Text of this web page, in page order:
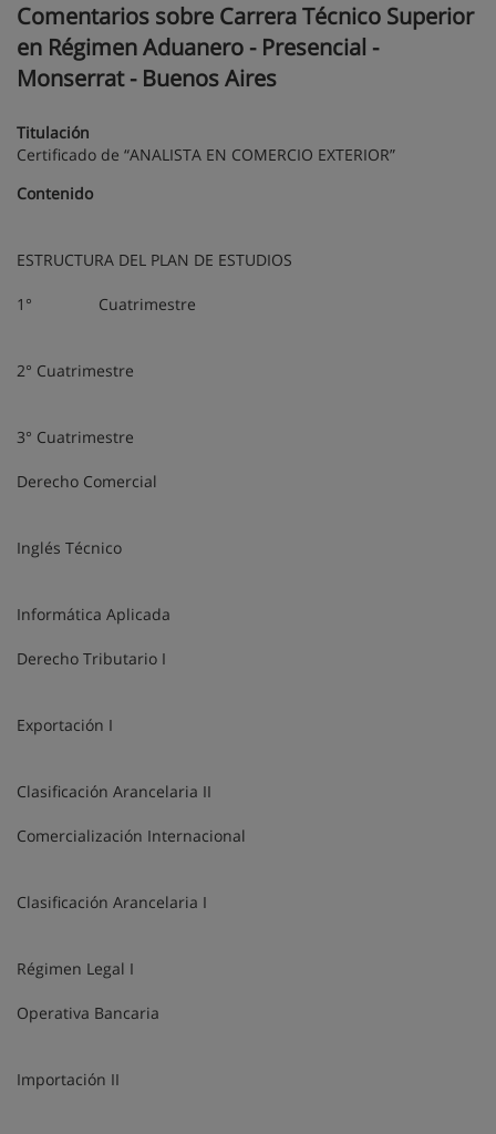
Comentarios sobre Carrera Técnico Superior
en Régimen Aduanero - Presencial -
Monserrat - Buenos Aires
Titulación
Certificado de “ANALISTA EN COMERCIO EXTERIOR”
Contenido
ESTRUCTURA DEL PLAN DE ESTUDIOS
1° Cuatrimestre
2° Cuatrimestre
3° Cuatrimestre
Derecho Comercial
Inglés Técnico
Informática Aplicada
Derecho Tributario I
Exportación I
Clasificación Arancelaria II
Comercialización Internacional
Clasificación Arancelaria I
Régimen Legal I
Operativa Bancaria
Importación II